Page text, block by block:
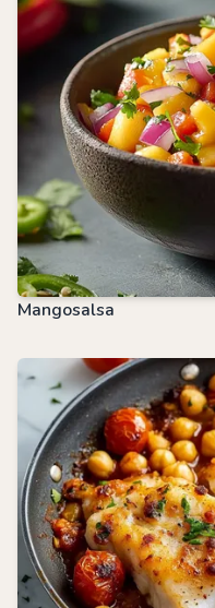
Mangosalsa